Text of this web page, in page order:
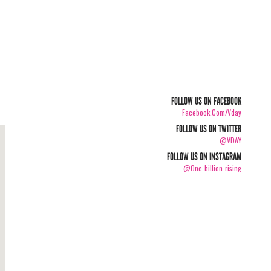
FOLLOW US ON FACEBOOK
Facebook.com/vday
FOLLOW US ON TWITTER
@VDAY
FOLLOW US ON INSTAGRAM
@one_billion_rising